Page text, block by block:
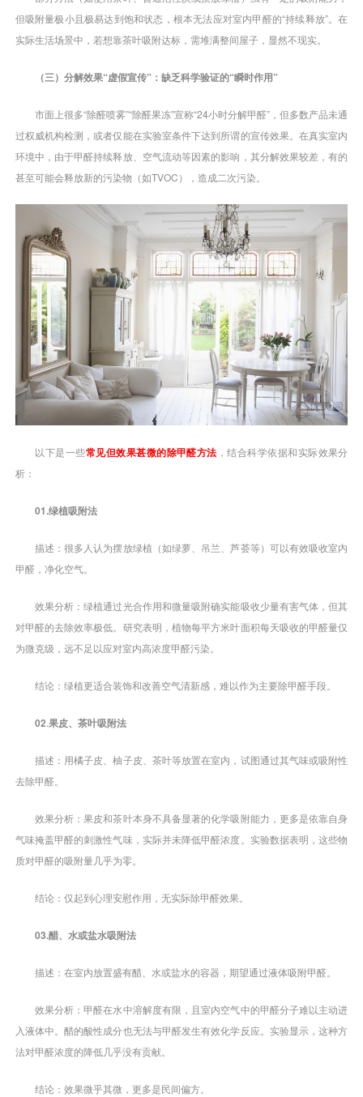
但吸附量极小且极易达到饱和状态，根本无法应对室内甲醛的“持续释放”。在
实际生活场景中，若想靠茶叶吸附达标，需堆满整间屋子，显然不现实。
（三）分解效果“虚假宣传”：缺乏科学验证的“瞬时作用”
市面上很多“除醛喷雾”“除醛果冻”宣称“24小时分解甲醛”，但多数产品未通
过权威机构检测，或者仅能在实验室条件下达到所谓的宣传效果。在真实室内
环境中，由于甲醛持续释放、空气流动等因素的影响，其分解效果较差，有的
甚至可能会释放新的污染物（如TVOC），造成二次污染。
以下是一些常见但效果甚微的除甲醛方法 ，结合科学依据和实际效果分
析：
01.绿植吸附法
描述：很多人认为摆放绿植（如绿萝、吊兰、芦荟等）可以有效吸收室内
甲醛，净化空气。
效果分析：绿植通过光合作用和微量吸附确实能吸收少量有害气体，但其
对甲醛的去除效率极低。研究表明，植物每平方米叶面积每天吸收的甲醛量仅
为微克级，远不足以应对室内高浓度甲醛污染。
结论：绿植更适合装饰和改善空气清新感，难以作为主要除甲醛手段。
02.果皮、茶叶吸附法
描述：用橘子皮、柚子皮、茶叶等放置在室内，试图通过其气味或吸附性
去除甲醛。
效果分析：果皮和茶叶本身不具备显著的化学吸附能力，更多是依靠自身
气味掩盖甲醛的刺激性气味，实际并未降低甲醛浓度。实验数据表明，这些物
质对甲醛的吸附量几乎为零。
结论：仅起到心理安慰作用，无实际除甲醛效果。
03.醋、水或盐水吸附法
描述：在室内放置盛有醋、水或盐水的容器，期望通过液体吸附甲醛。
效果分析：甲醛在水中溶解度有限，且室内空气中的甲醛分子难以主动进
入液体中。醋的酸性成分也无法与甲醛发生有效化学反应。实验显示，这种方
法对甲醛浓度的降低几乎没有贡献。
结论：效果微乎其微，更多是民间偏方。